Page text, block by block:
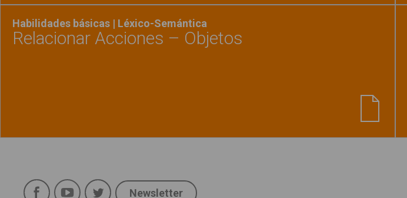
Habilidades básicas | Léxico-Semántica
Relacionar Acciones – Objetos
FacebookYouTubeTwitter
Newsletter
Legal
Aviso Legal